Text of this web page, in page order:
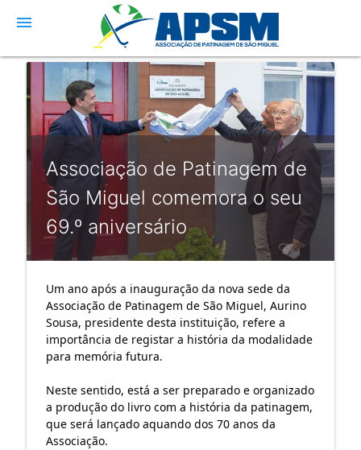
menu
Associação de Patinagem de
São Miguel comemora o seu
69.º aniversário
Um ano após a inauguração da nova sede da
Associação de Patinagem de São Miguel, Aurino
Sousa, presidente desta instituição, refere a
importância de registar a história da modalidade
para memória futura.
Neste sentido, está a ser preparado e organizado
a produção do livro com a história da patinagem,
que será lançado aquando dos 70 anos da
Associação.